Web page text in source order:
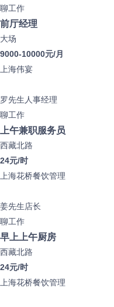
聊工作
前厅经理
大场
9000-10000元/月
上海伟宴
罗先生 人事经理
聊工作
上午兼职服务员
西藏北路
24元/时
上海花桥餐饮管理
姜先生店长
聊工作
早上上午厨房
西藏北路
24元/时
上海花桥餐饮管理